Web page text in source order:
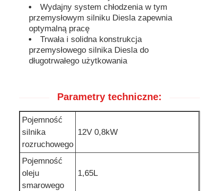
Utrzymanie generatora
Zestaw generatora spawalniczego
Wydajny system chłodzenia w tym
przemysłowym silniku Diesla zapewnia
optymalną pracę
Trwała i solidna konstrukcja
przemysłowego silnika Diesla do
długotrwałego użytkowania
Parametry techniczne:
Pojemność
silnika
rozruchowego
12V 0,8kW
Pojemność
oleju
smarowego
1,65L